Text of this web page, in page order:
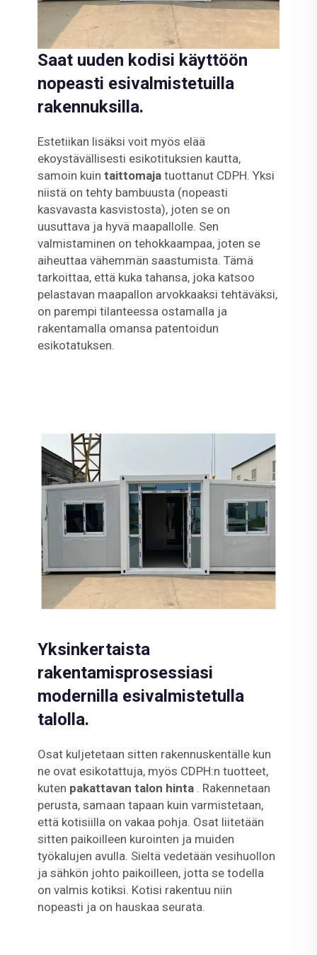
Saat uuden kodisi käyttöön
nopeasti esivalmistetuilla
rakennuksilla.
Estetiikan lisäksi voit myös elää
ekoystävällisesti esikotituksien kautta,
samoin kuin taittomaja tuottanut CDPH. Yksi
niistä on tehty bambuusta (nopeasti
kasvavasta kasvistosta), joten se on
uusuttava ja hyvä maapallolle. Sen
valmistaminen on tehokkaampaa, joten se
aiheuttaa vähemmän saastumista. Tämä
tarkoittaa, että kuka tahansa, joka katsoo
pelastavan maapallon arvokkaaksi tehtäväksi,
on parempi tilanteessa ostamalla ja
rakentamalla omansa patentoidun
esikotatuksen.
Yksinkertaista
rakentamisprosessiasi
modernilla esivalmistetulla
talolla.
Osat kuljetetaan sitten rakennuskentälle kun
ne ovat esikotattuja, myös CDPH:n tuotteet,
kuten pakattavan talon hinta . Rakennetaan
perusta, samaan tapaan kuin varmistetaan,
että kotisiilla on vakaa pohja. Osat liitetään
sitten paikoilleen kurointen ja muiden
työkalujen avulla. Sieltä vedetään vesihuollon
ja sähkön johto paikoilleen, jotta se todella
on valmis kotiksi. Kotisi rakentuu niin
nopeasti ja on hauskaa seurata.